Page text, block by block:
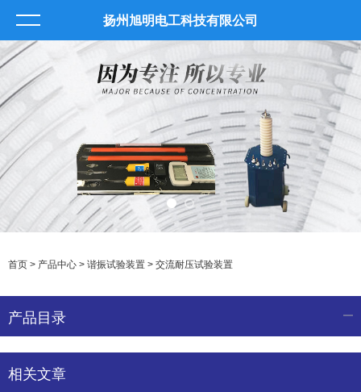
扬州旭明电工科技有限公司
首页 > 产品中心 > 谐振试验装置 > 交流耐压试验装置
产品目录
相关文章